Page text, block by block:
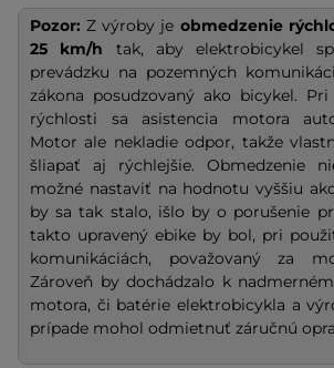
Pozor: Z výroby je obmedzenie
25 km/h tak, aby elektrobicykel
prevádzku na pozemných
zákona posudzovaný ako bicykel.
rýchlosti sa asistencia motora
Motor ale nekladie odpor, takže
šliapať aj rýchlejšie. Obmedzenie
možné nastaviť na hodnotu vyššiu
by sa tak stalo, išlo by o porušenie
takto upravený ebike by bol, pri
komunikáciách, považovaný za
Zároveň by dochádzalo k
motora, či batérie elektrobicykla a
prípade mohol odmietnuť záručnú